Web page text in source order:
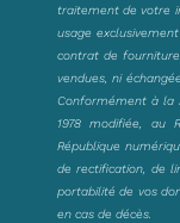
traitement de votre
usage
contrat de fourniture
vendues, ni
Conformément à la
1978 modifiée, au
République
de rectification, de
portabilité de vos
en cas de décès.